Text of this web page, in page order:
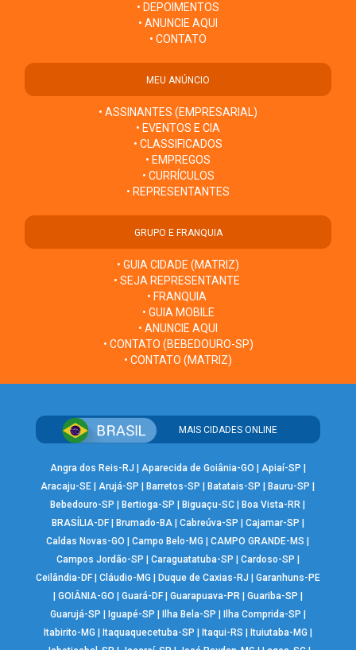
• DEPOIMENTOS
• ANUNCIE AQUI
• CONTATO
MEU ANÚNCIO
• ASSINANTES (EMPRESARIAL)
• EVENTOS E CIA
• CLASSIFICADOS
• EMPREGOS
• CURRÍCULOS
• REPRESENTANTES
GRUPO E FRANQUIA
• GUIA CIDADE (MATRIZ)
• SEJA REPRESENTANTE
• FRANQUIA
• GUIA MOBILE
• ANUNCIE AQUI
• CONTATO (BEBEDOURO-SP)
• CONTATO (MATRIZ)
MAIS CIDADES ONLINE
Angra dos Reis-RJ Aparecida de Goiânia-GO Apiaí-SP
Aracaju-SE |Arujá-SP Barretos-SP Batatais-SP Bauru-SP
Bebedouro-SP
Bertioga-SP Biguaçu-SC Boa Vista-RR
BRASÍLIA-DF| Brumado-BA| Cabreúva-SP Cajamar-SP
Caldas Novas-GO
|Campo Belo-MG |CAMPO GRANDE-MS
Campos Jordão-SP
Caraguatatuba-SP Cardoso-SP
Ceilândia-DF| Cláudio-MG Duque de Caxias-RJ
Garanhuns-PE
GOIÂNIA-GO Guará-DF| Guarapuava-PR| Guariba-SP
Guarujá-SP
Iguapé-SP Ilha Bela-SP Ilha Comprida-SP
Itabirito-MG
Itaquaquecetuba-SP Itaqui-RS Ituiutaba-MG